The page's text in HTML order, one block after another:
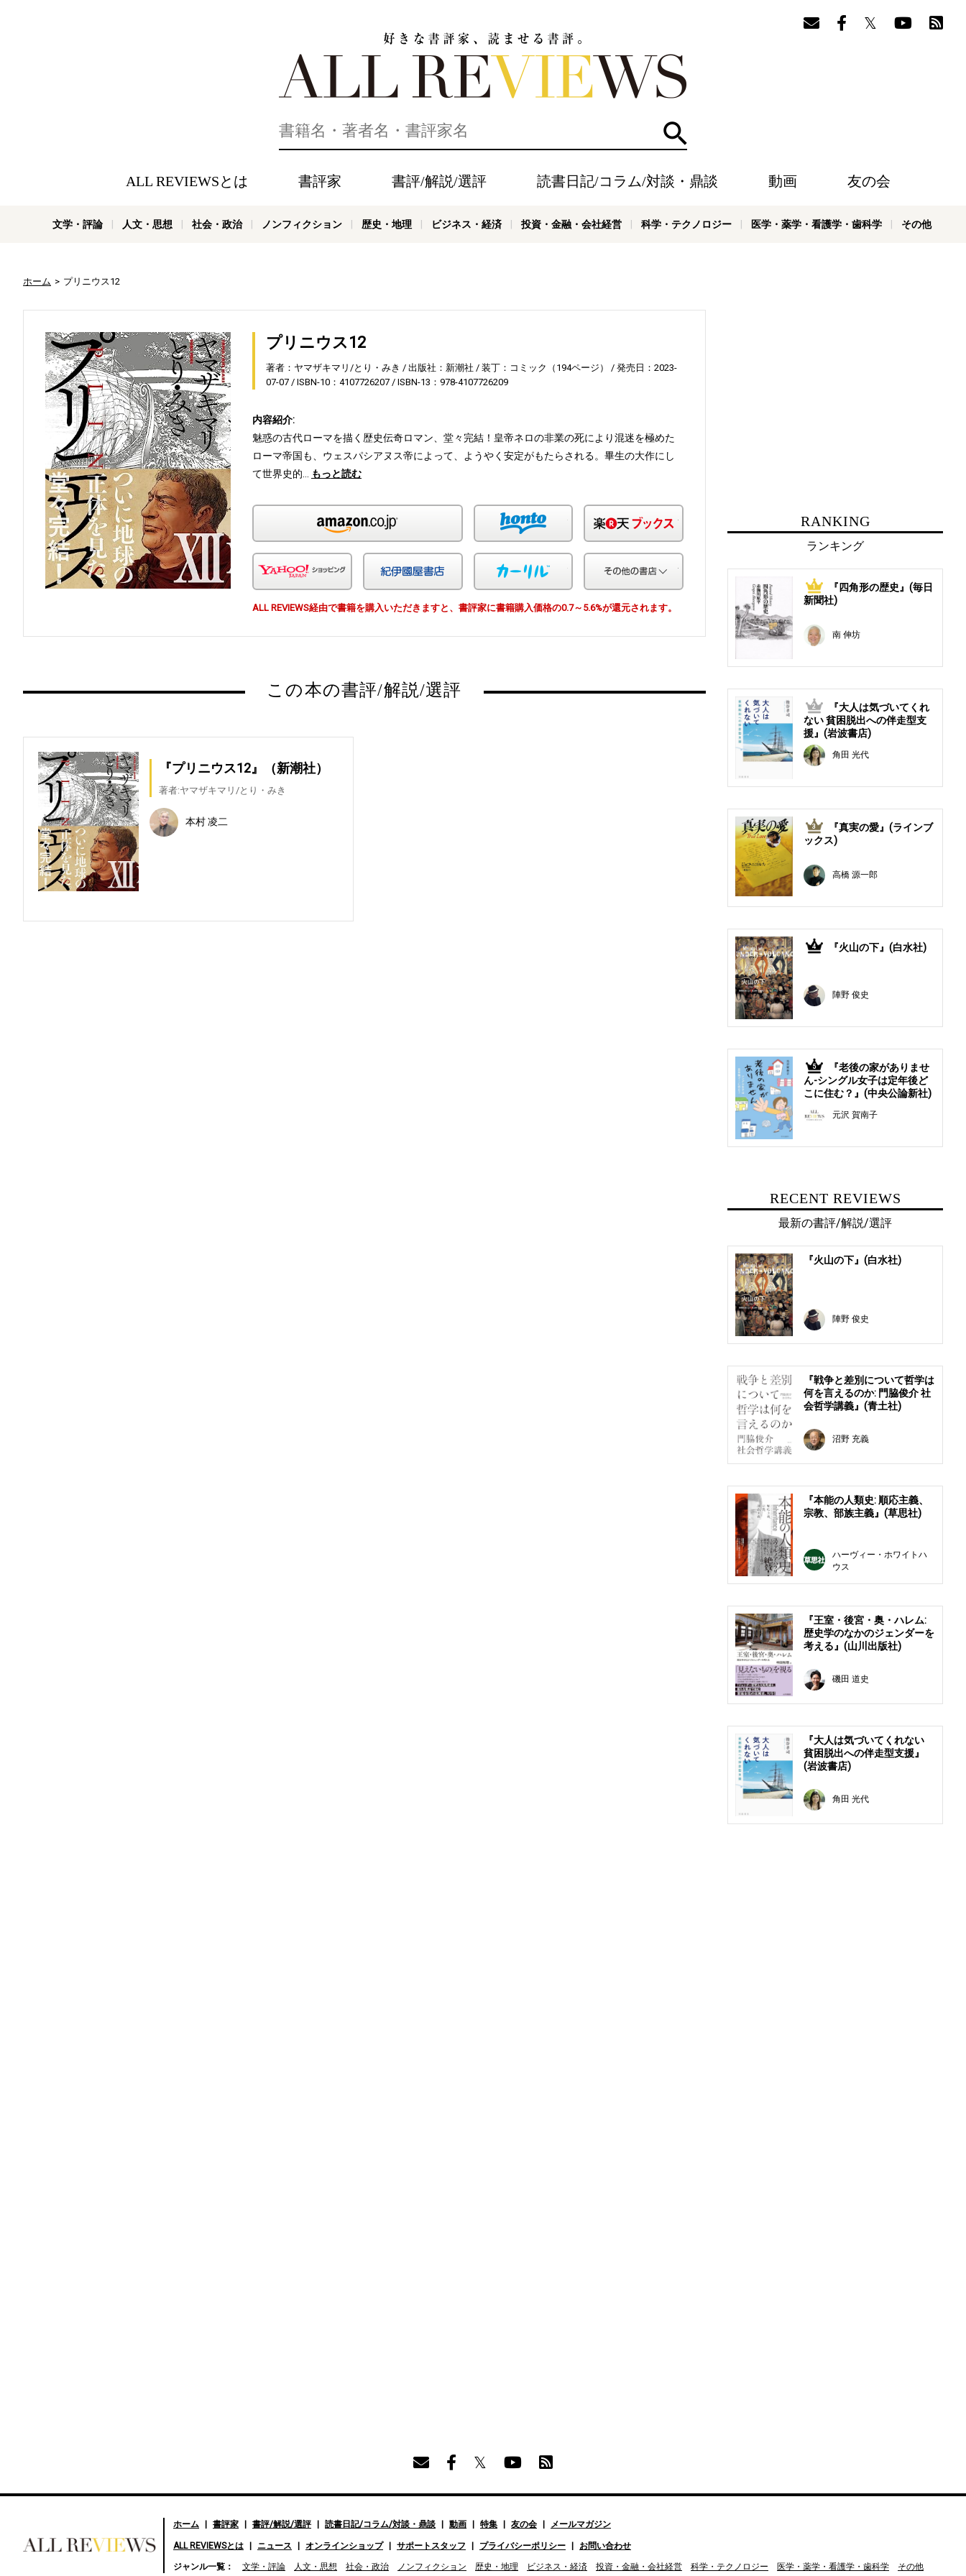
検索
ALL REVIEWSとは 書評家 書評/解説/選評 読書日記/コラム/対談・鼎談 動画 友の会
文学・評論 人文・思想 社会・政治 ノンフィクション 歴史・地理 ビジネス・経済 投資・金融・会社経営 科学・テクノロジー 医学・薬学・看護学・歯科学 その他
ホーム プリニウス12
プリニウス12
著者：ヤマザキマリ/とり・みき 出版社：新潮社 装丁：コミック（194ページ）
発売日：2023-
07-07
ISBN-10：4107726207 ISBN-13：978-4107726209
内容紹介:
魅惑の古代ローマを描く歴史伝奇ロマン、堂々完結！皇帝ネロの非業の死により混迷を極めた
ローマ帝国も、ウェスパシアヌス帝によって、ようやく安定がもたらされる。畢生の大作にし
て世界史的…
もっと読む
Yahoo!ショッピング
ALL REVIEWS経由で書籍を購入いただきますと、書評家に書籍購入価格の0.7～5.6%が還元されます。
この本の書評/解説/選評
『プリニウス12』（新潮社）
著者:ヤマザキマリ/とり・みき
本村 凌二
RANKING
ランキング
1
『四角形の歴史』(毎日
新聞社)
南 伸坊
2
『大人は気づいてくれ
ない 貧困脱出への伴走型支
援』(岩波書店)
角田 光代
3
『真実の愛』(ラインブ
ックス)
高橋 源一郎
4 『火山の下』(白水社)
陣野 俊史
5
『老後の家がありませ
ん-シングル女子は定年後ど
こに住む？』(中央公論新社)
元沢 賀南子
RECENT REVIEWS
最新の書評/解説/選評
『火山の下』(白水社)
陣野 俊史
『戦争と差別について哲学は
何を言えるのか: 門脇俊介 社
会哲学講義』(青土社)
沼野 充義
『本能の人類史: 順応主義、
宗教、部族主義』(草思社)
ハーヴィー・ホワイトハ
ウス
『王室・後宮・奥・ハレム:
歴史学のなかのジェンダーを
考える』(山川出版社)
磯田 道史
『大人は気づいてくれない
貧困脱出への伴走型支援』
(岩波書店)
角田 光代
ホーム 書評家 書評/解説/選評 読書日記/コラム/対談・鼎談 動画 特集 友の会 メールマガジン
ALL REVIEWSとは ニュース オンラインショップ サポートスタッフ プライバシーポリシー お問い合わせ
ジャンル一覧： 文学・評論 人文・思想 社会・政治 ノンフィクション 歴史・地理 ビジネス・経済 投資・金融・会社経営 科学・テクノロジー 医学・薬学・看護学・歯科学 その他